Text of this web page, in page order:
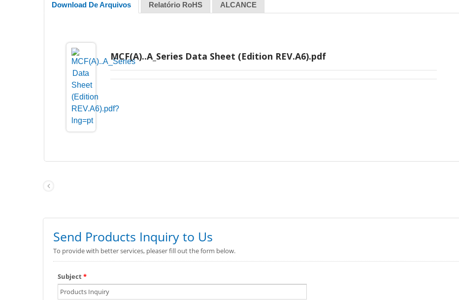
Download De Arquivos Relatório RoHS ALCANCE
MCF(A)..A_Series Data Sheet (Edition REV.A6).pdf